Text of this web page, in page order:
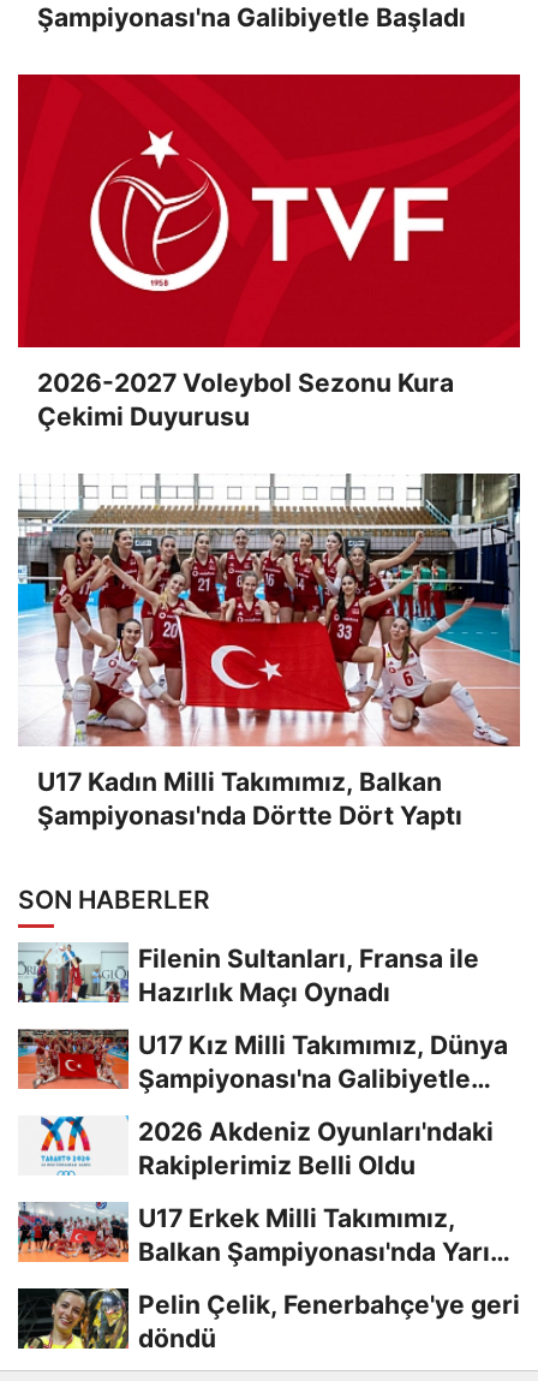
Şampiyonası'na Galibiyetle Başladı
2026-2027 Voleybol Sezonu Kura
Çekimi Duyurusu
U17 Kadın Milli Takımımız, Balkan
Şampiyonası'nda Dörtte Dört Yaptı
SON HABERLER
Filenin Sultanları, Fransa ile
Hazırlık Maçı Oynadı
U17 Kız Milli Takımımız, Dünya
Şampiyonası'na Galibiyetle
2026 Akdeniz Oyunları'ndaki
Rakiplerimiz Belli Oldu
U17 Erkek Milli Takımımız,
Balkan Şampiyonası'nda Yarı
Pelin Çelik, Fenerbahçe'ye geri
döndü